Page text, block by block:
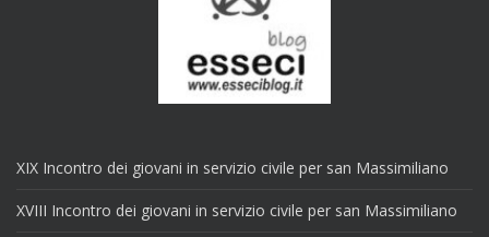
XIX Incontro dei giovani in servizio civile per san Massimiliano
XVIII Incontro dei giovani in servizio civile per san Massimiliano